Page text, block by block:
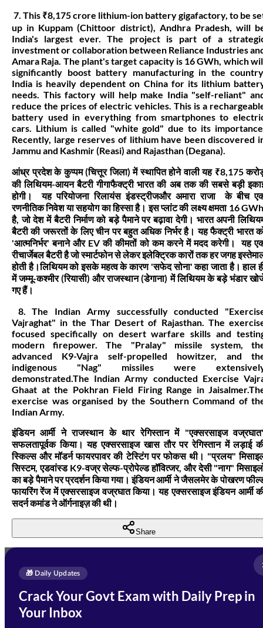
7. This ₹8,175 crore lithium-ion battery gigafactory, to be
up in Kuppam (Chittoor district), Andhra Pradesh, will
India's largest ever. The project is part of a
investment or collaboration between Reliance Industries
Amara Raja. The plant's target capacity is 16 GWh, which
significantly boost battery manufacturing in the
India is heavily dependent on China for its lithium
needs. This factory will help make India "self-reliant"
reduce the prices of electric vehicles. This is a
battery used in everything from smartphones to
cars. Lithium is called "white gold" due to its
Recently, large reserves of lithium have been discovered
Jammu and Kashmir (Reasi) and Rajasthan (Degana).
आंध्र प्रदेश के कुप्पम (चित्तूर जिला) में स्थापित होने वाली यह ₹8,175
की लिथियम-आयन बैटरी गीगाफैक्ट्री भारत की अब तक की सबसे बड़ी
होगी। यह परियोजना रिलायंस इंडस्ट्रीजऔर अमारा राजा के बीच
रणनीतिक निवेश या सहयोग का हिस्सा है। इस प्लांट की लक्ष्य क्षमता 16
है, जो देश में बैटरी निर्माण को बड़े पैमाने पर बढ़ावा देगी। भारत अपनी
बैटरी की जरूरतों के लिए चीन पर बहुत अधिक निर्भर है। यह फैक्ट्री भारत
'आत्मनिर्भर' बनाने और EV की कीमतों को कम करने में मदद करेगी। यह
रीचार्जेबल बैटरी है जो स्मार्टफोन से लेकर इलेक्ट्रिक कारों तक हर जगह
होती है।लिथियम को इसके महत्व के कारण 'सफेद सोना' कहा जाता है। हाल
में जम्मू-कश्मीर (रियासी) और राजस्थान (डेगाना) में लिथियम के बड़े भंडार
गए हैं।
8. The Indian Army successfully conducted
Vajraghat" in the Thar Desert of Rajasthan. The
focused specifically on desert warfare skills and
modern firepower. The "Pralay" missile system,
advanced K9-Vajra self-propelled howitzer, and
indigenous "Nag" missiles were
demonstrated.The Indian Army conducted Exercise
Ghaat at the Pokhran Field Firing Range in
exercise was organised by the Southern Command of
Indian Army.
इंडियन आर्मी ने राजस्थान के थार रेगिस्तान में "एक्सरसाइज
सफलतापूर्वक किया। यह एक्सरसाइज खास तौर पर रेगिस्तान में लड़ाई
स्किल्स और मॉडर्न फायरपावर की टेस्टिंग पर फोकस थी। "प्रलय"
सिस्टम, एडवांस्ड K9-वज्र सेल्फ-प्रोपेल्ड हॉवित्जर, और देसी "नाग"
का बड़े पैमाने पर प्रदर्शन किया गया। इंडियन आर्मी ने जैसलमेर के पोखरण
फायरिंग रेंज में एक्सरसाइज वज्रघात किया। यह एक्सरसाइज इंडियन आर्मी
सदर्न कमांड ने ऑर्गनाइज़ की थी।
Share
🎁 Daily Updates
Crack Your Govt Exam with Daily Prep in
Your Inbox
Enquire Now
Need Help with Your
Preparation?